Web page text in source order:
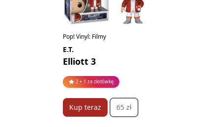
Pop! Vinyl: Filmy
E.T.
Elliott 3
2 + 1 za złotówkę
Kup teraz 65 zł